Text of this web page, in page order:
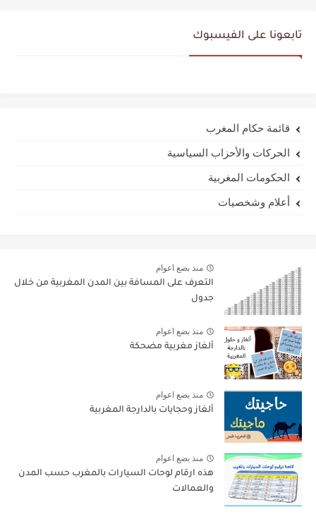
تابعونا على الفيسبوك
قائمة حكام المغرب
الحركات والأحزاب السياسية
الحكومات المغربية
أعلام وشخصيات
منذ بضع اعوام
التعرف على المسافة بين المدن المغربية من خلال
جدول
منذ بضع اعوام
ألغاز مغربية مضحكة
منذ بضع اعوام
ألغاز وحجايات بالدارجة المغربية
منذ بضع اعوام
هذه ارقام لوحات السيارات بالمغرب حسب المدن
والعمالات